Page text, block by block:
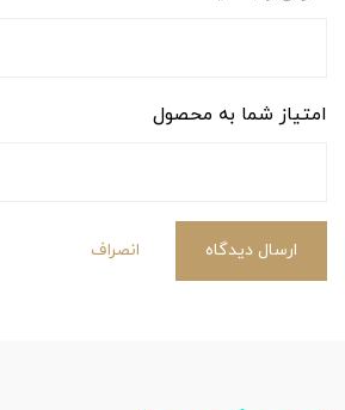
امتیاز شما به محصول
ارسال دیدگاه انصراف